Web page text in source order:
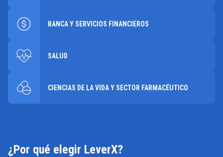
BANCA Y SERVICIOS FINANCIEROS
SALUD
CIENCIAS DE LA VIDA Y SECTOR FARMACÉUTICO
¿Por qué elegir LeverX?